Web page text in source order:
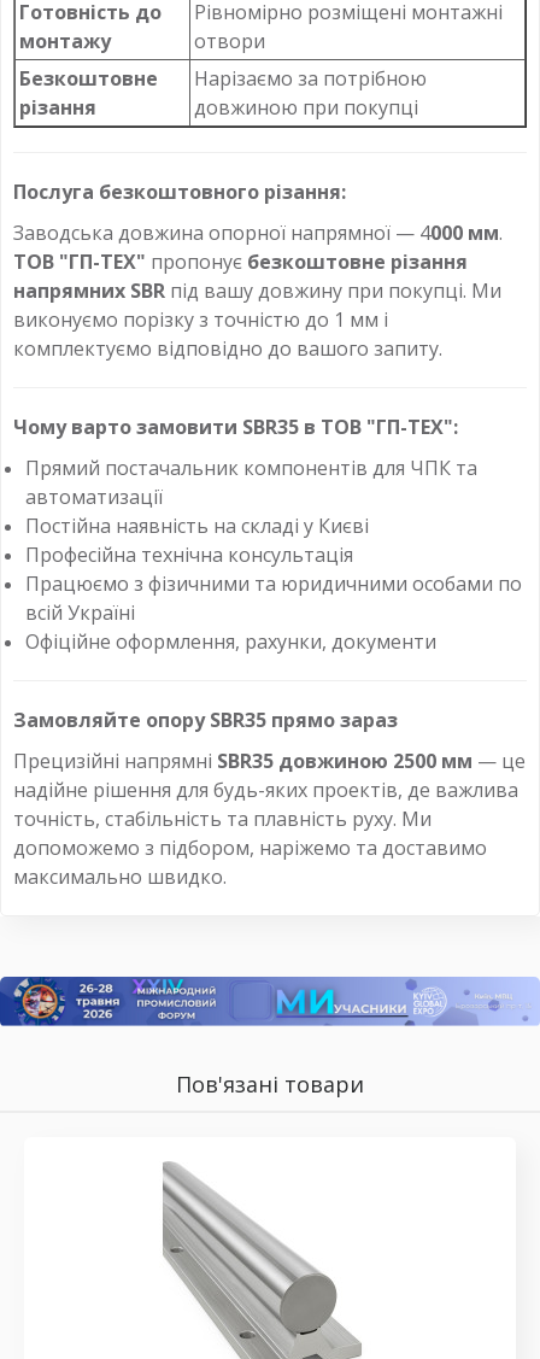
Готовність до
монтажу
Рівномірно розміщені монтажні
отвори
Безкоштовне
різання
Нарізаємо за потрібною
довжиною при покупці
Послуга безкоштовного різання:
Заводська довжина опорної напрямної — 4000 мм.
ТОВ "ГП-ТЕХ" пропонує безкоштовне різання
напрямних SBR під вашу довжину при покупці. Ми
виконуємо порізку з точністю до 1 мм і
комплектуємо відповідно до вашого запиту.
Чому варто замовити SBR35 в ТОВ "ГП-ТЕХ":
Прямий постачальник компонентів для ЧПК та
автоматизації
Постійна наявність на складі у Києві
Професійна технічна консультація
Працюємо з фізичними та юридичними особами по
всій Україні
Офіційне оформлення, рахунки, документи
Замовляйте опору SBR35 прямо зараз
Прецизійні напрямні SBR35 довжиною 2500 мм — це
надійне рішення для будь-яких проектів, де важлива
точність, стабільність та плавність руху. Ми
допоможемо з підбором, наріжемо та доставимо
максимально швидко.
Пов'язані товари